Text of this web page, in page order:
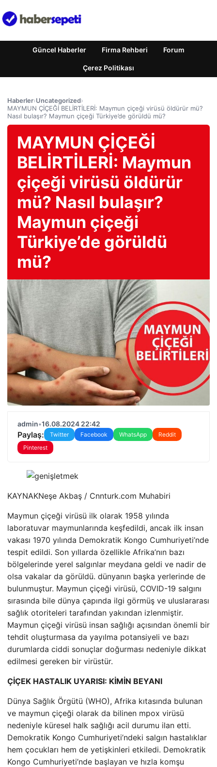
Güncel Haberler Firma Rehberi Forum
Çerez Politikası
Haberler›Uncategorized›
MAYMUN ÇİÇEĞİ BELİRTİLERİ: Maymun çiçeği virüsü öldürür mü?
Nasıl bulaşır? Maymun çiçeği Türkiye’de görüldü mü?
MAYMUN ÇİÇEĞİ
BELİRTİLERİ: Maymun
çiçeği virüsü öldürür
mü? Nasıl bulaşır?
Maymun çiçeği
Türkiye’de görüldü
mü?
admin•16.08.2024 22:42
Paylaş: Twitter Facebook WhatsApp
Reddit
Pinterest
KAYNAKNeşe Akbaş / Cnnturk.com Muhabiri
Maymun çiçeği virüsü ilk olarak 1958 yılında
laboratuvar maymunlarında keşfedildi, ancak ilk insan
vakası 1970 yılında Demokratik Kongo Cumhuriyeti’nde
tespit edildi. Son yıllarda özellikle Afrika’nın bazı
bölgelerinde yerel salgınlar meydana geldi ve nadir de
olsa vakalar da görüldü. dünyanın başka yerlerinde de
bulunmuştur. Maymun çiçeği virüsü, COVID-19 salgını
sırasında bile dünya çapında ilgi görmüş ve uluslararası
sağlık otoriteleri tarafından yakından izlenmiştir.
Maymun çiçeği virüsü insan sağlığı açısından önemli bir
tehdit oluşturmasa da yayılma potansiyeli ve bazı
durumlarda ciddi sonuçlar doğurması nedeniyle dikkat
edilmesi gereken bir virüstür.
ÇİÇEK HASTALIK UYARISI: KİMİN BEYANI
Dünya Sağlık Örgütü (WHO), Afrika kıtasında bulunan
ve maymun çiçeği olarak da bilinen mpox virüsü
nedeniyle küresel halk sağlığı acil durumu ilan etti.
Demokratik Kongo Cumhuriyeti’ndeki salgın hastalıklar
hem çocukları hem de yetişkinleri etkiledi. Demokratik
Kongo Cumhuriyeti’nde başlayan ve hızla komşu